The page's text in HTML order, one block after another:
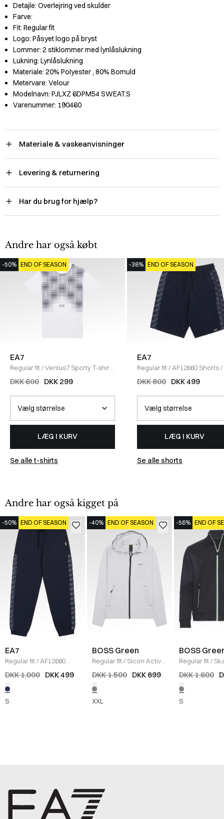
Detajle: Overlejring ved skulder
Farve:
Fit: Regular fit
Logo: Påsyet logo på bryst
Lommer: 2 stiklommer med lynlåslukning
Lukning: Lynlåslukning
Materiale: 20% Polyester, 80% Bomuld
Metervare: Velour
Modelnavn: PJLXZ 6DPM54 SWEAT.S
Varenummer: 190460
Materiale & vaskeanvisninger
Levering & returnering
Har du brug for hjælp?
Andre har også købt
-50% END OF SEASON
EA7
Regular fit/Ventus7 Sporty T-shirt
HVID
DKK 600 DKK 299
LÆG I KURV
Se alle t-shirts
-38% END OF SEASON
EA7
Regular fit/ AF12660 Shorts/
DKK 800 DKK 499
LÆG I KURV
Se alle shorts
Andre har også kigget på
-50% END OF SEASON
EA7
Regular fit/ AF12660
Sweatpants
NAVY
DKK 1.000 DKK 499
S
-40% END OF SEASON
BOSS Green
Regular fit/ Sicon Active
Sweatshirt
LYS GRÅ
DKK 1.500 DKK 899
XXL
-56% END OF
BOSS
Regular fit/
Sweatshirt
DKK 1.600
S